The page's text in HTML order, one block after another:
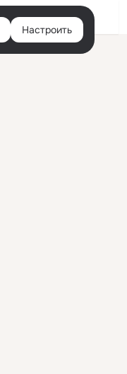
Войти
Настроить